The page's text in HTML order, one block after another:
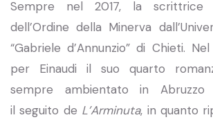
Sempre nel 2017, la scrittrice
dell’Ordine della Minerva
“Gabriele d’Annunzio” di Chieti.
per Einaudi il suo quarto
sempre ambientato in Abruzzo
il seguito de L’Arminuta, in quanto